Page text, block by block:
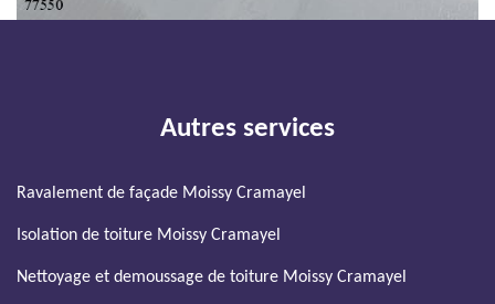
Autres services
Ravalement de façade Moissy Cramayel
Isolation de toiture Moissy Cramayel
Nettoyage et demoussage de toiture Moissy Cramayel